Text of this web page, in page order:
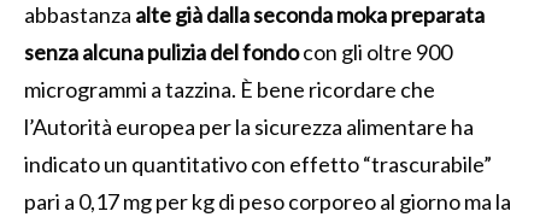
abbastanza alte già dalla seconda moka preparata
senza alcuna pulizia del fondocon gli oltre 900
microgrammi a tazzina. È bene ricordare che
l’Autorità europea per la sicurezza alimentare ha
indicato un quantitativo con effetto “trascurabile”
pari a 0,17 mg per kg di peso corporeo al giorno ma la